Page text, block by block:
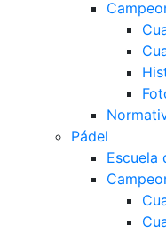
Pádel
Escuela